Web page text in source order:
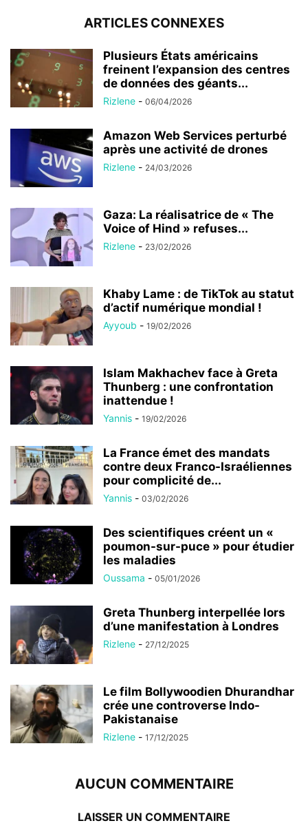
ARTICLES CONNEXES
Plusieurs États américains
freinent l’expansion des centres
de données des géants...
Rizlene - 06/04/2026
Amazon Web Services perturbé
après une activité de drones
Rizlene - 24/03/2026
Gaza: La réalisatrice de « The
Voice of Hind » refuses...
Rizlene - 23/02/2026
Khaby Lame : de TikTok au statut
d’actif numérique mondial !
Ayyoub - 19/02/2026
Islam Makhachev face à Greta
Thunberg : une confrontation
inattendue !
Yannis - 19/02/2026
La France émet des mandats
contre deux Franco-Israéliennes
pour complicité de...
Yannis - 03/02/2026
Des scientifiques créent un «
poumon-sur-puce » pour étudier
les maladies
Oussama - 05/01/2026
Greta Thunberg interpellée lors
d’une manifestation à Londres
Rizlene - 27/12/2025
Le film Bollywoodien Dhurandhar
crée une controverse Indo-
Pakistanaise
Rizlene - 17/12/2025
AUCUN COMMENTAIRE
LAISSER UN COMMENTAIRE